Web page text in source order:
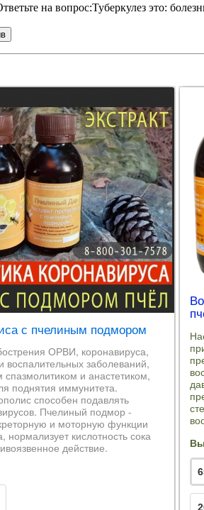
на вопрос:Туберкулез это: